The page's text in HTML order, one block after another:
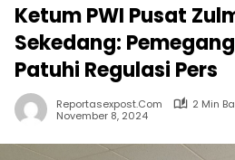
Ketum PWI Pusat
Sekedang:
Patuhi Regulasi Pers
Reportasexpost.com
2 Min
November 8, 2024